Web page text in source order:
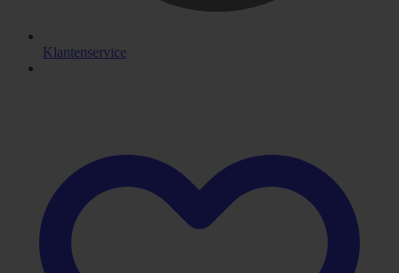
Klantenservice